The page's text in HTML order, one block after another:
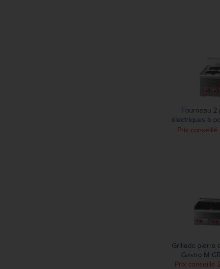
Fourneau 2
électriques à
M 60/
Prix
Grillade pierre
Gastro M
Prix conseillé